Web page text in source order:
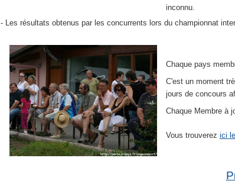
inconnu.
- Les résultats obtenus par les concurrents lors du championnat
Chaque pays
C'est un moment
jours de concours
Chaque Membre à
Vous trouverez ici